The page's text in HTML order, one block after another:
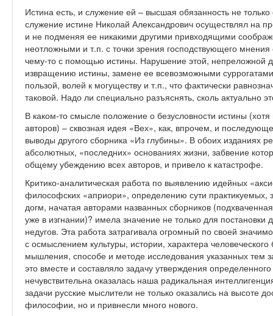
Истина есть, и служение ей – высшая обязанность не
служение истине Николай Александрович осуществлял на
и не подменяя ее никакими другими привходящими
неотложными и т.п. с точки зрения господствующего
чему-то с помощью истины. Нарушение этой, непреложной
извращению истины, замене ее всевозможными
пользой, волей к могуществу и т.п., что фактически
таковой. Надо ли специально разъяснять, сколь актуально
В каком-то смысле положение о безусловности истины
авторов) – сквозная идея «Вех», как, впрочем, и
выводы другого сборника «Из глубины». В обоих изданиях
абсолютных, «последних» основаниях жизни, забвение
общему убеждению всех авторов, и привело к катастрофе.
Критико‑аналитическая работа по выявлению идейных
философских «априори», определению сути практикуемых,
догм, начатая авторами названных сборников
уже в изгнании)? имела значение не только для постановки
недугов. Эта работа затрагивала огромный по своей
с осмыслением культуры, истории, характера
мышления, способе и методе исследования указанных тем
это вместе и составляло задачу утверждения
нечувствительна оказалась наша радикальная
задачи русские мыслители не только оказались на высоте
философии, но и привнесли много нового.